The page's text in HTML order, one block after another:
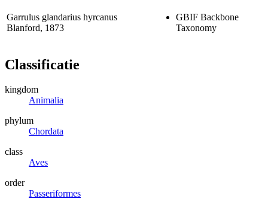
Garrulus glandarius hyrcanus
Blanford, 1873
GBIF Backbone
Taxonomy
Classificatie
kingdom
Animalia
phylum
Chordata
class
Aves
order
Passeriformes